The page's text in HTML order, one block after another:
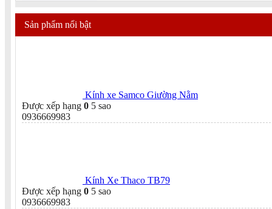
Sản phẩm nổi bật
Kính xe Samco Giường Nằm
Được xếp hạng 0 5 sao
0936669983
Kính Xe Thaco TB79
Được xếp hạng 0 5 sao
0936669983